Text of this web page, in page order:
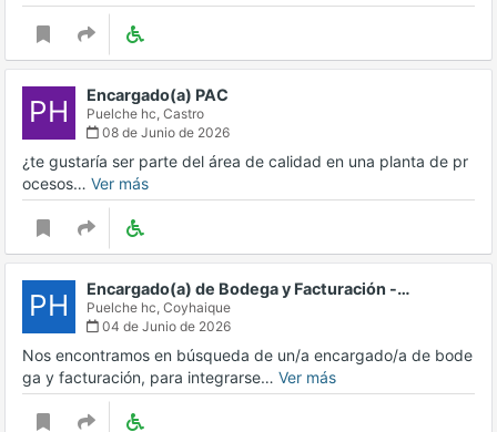
PH Encargado(a) PAC
Puelche hc, Castro
08 de Junio de 2026
¿te gustaría ser parte del área de calidad en una planta de pr
ocesos… Ver más
PH Encargado(a) de Bodega y Facturación -…
Puelche hc, Coyhaique
04 de Junio de 2026
Nos encontramos en búsqueda de un/a encargado/a de bode
ga y facturación, para integrarse… Ver más